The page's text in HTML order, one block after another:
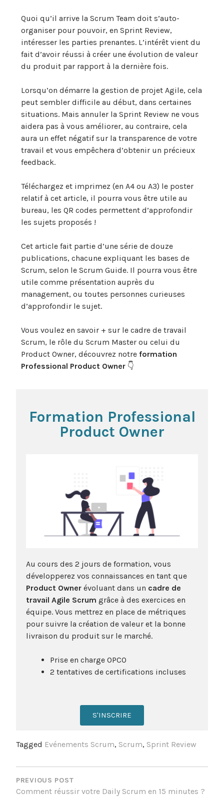
Quoi qu’il arrive la Scrum Team doit s’auto-
organiser pour pouvoir, en Sprint Review,
intéresser les parties prenantes. L’intérêt vient du
fait d’avoir réussi à créer une évolution de valeur
du produit par rapport à la dernière fois.
Lorsqu’on démarre la gestion de projet Agile, cela
peut sembler difficile au début, dans certaines
situations. Mais annuler la Sprint Review ne vous
aidera pas à vous améliorer, au contraire, cela
aura un effet négatif sur la transparence de votre
travail et vous empêchera d’obtenir un précieux
feedback.
Téléchargez et imprimez (en A4 ou A3) le poster
relatif à cet article, il pourra vous être utile au
bureau, les QR codes permettent d’approfondir
les sujets proposés !
Cet article fait partie d’une série de douze
publications, chacune expliquant les bases de
Scrum, selon le Scrum Guide. Il pourra vous être
utile comme présentation auprès du
management, ou toutes personnes curieuses
d’approfondir le sujet.
Vous voulez en savoir + sur le cadre de travail
Scrum, le rôle du Scrum Master ou celui du
Product Owner, découvrez notre formation
Professional Product Owner 👇
Formation Professional
Product Owner
Au cours des 2 jours de formation, vous
développerez vos connaissances en tant que
Product Owner évoluant dans un cadre de
travail Agile Scrum grâce à des exercices en
équipe. Vous mettrez en place de métriques
pour suivre la création de valeur et la bonne
livraison du produit sur le marché.
Prise en charge OPCO
2 tentatives de certifications incluses
S'INSCRIRE
Tagged Evénements Scrum, Scrum, Sprint Review
PREVIOUS POST
Comment réussir votre Daily Scrum en 15 minutes ?